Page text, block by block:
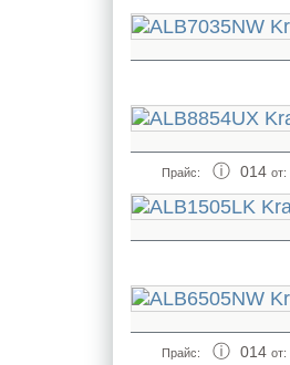
Прайс: 014 от:
Прайс: 014 от: